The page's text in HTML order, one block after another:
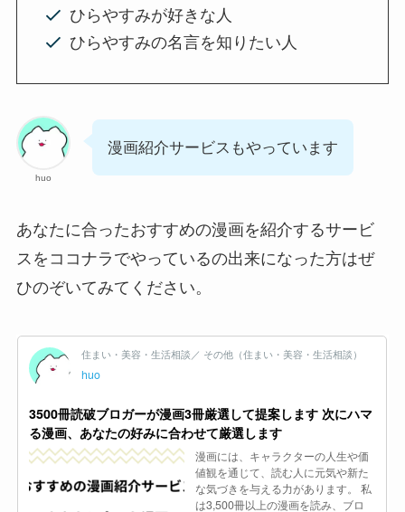
ひらやすみが好きな人
ひらやすみの名言を知りたい人
huo
漫画紹介サービスもやっています
あなたに合ったおすすめの漫画を紹介するサービ
スをココナラでやっているの出来になった方はぜ
ひのぞいてみてください。